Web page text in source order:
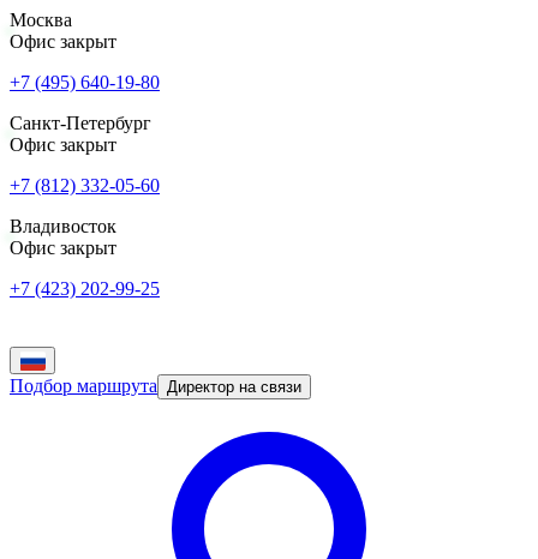
Москва
Офис закрыт
+7 (495) 640-19-80
Санкт-Петербург
Офис закрыт
+7 (812) 332-05-60
Владивосток
Офис закрыт
+7 (423) 202-99-25
Подбор маршрута Директор на связи